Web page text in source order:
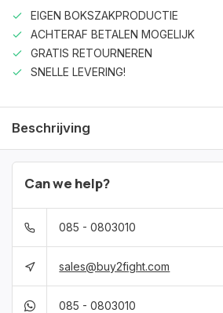
EIGEN BOKSZAKPRODUCTIE
ACHTERAF BETALEN MOGELIJK
GRATIS RETOURNEREN
SNELLE LEVERING!
Beschrijving
Can we help?
085 - 0803010
sales@buy2fight.com
085 - 0803010